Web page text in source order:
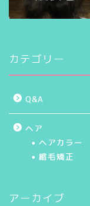
カテゴリー
Q&A
ヘア
ヘアカラー
縮毛矯正
アーカイブ